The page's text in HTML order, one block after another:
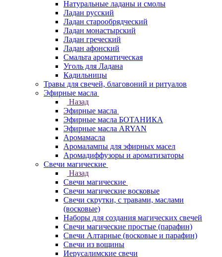
Натуральные ладаны и смолы
Ладан русский
Ладан старообрядческий
Ладан монастырский
Ладан греческий
Ладан афонский
Смальта ароматическая
Уголь для Ладана
Кадильницы
Травы для свечей, благовоний и ритуалов
Эфирные масла
Назад
Эфирные масла
Эфирные масла БОТАНИКА
Эфирные масла ARYAN
Аромамасла
Аромалампы для эфирных масел
Аромадиффузоры и ароматизаторы
Свечи магические
Назад
Свечи магические
Свечи магические восковые
Свечи скрутки, с травами, маслами
(восковые)
Наборы для создания магических свечей
Свечи магические простые (парафин)
Свечи Алтарные (восковые и парафин)
Свечи из вощины
Иерусалимские свечи